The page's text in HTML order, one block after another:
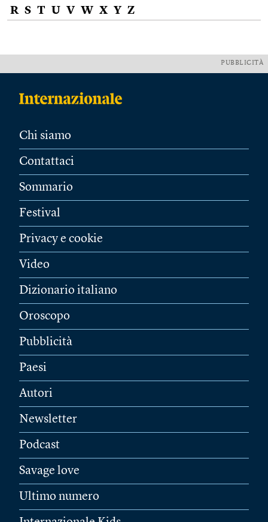
R S T U V W X Y Z
PUBBLICITÀ
Chi siamo
Contattaci
Sommario
Festival
Privacy e cookie
Video
Dizionario italiano
Oroscopo
Pubblicità
Paesi
Autori
Newsletter
Podcast
Savage love
Ultimo numero